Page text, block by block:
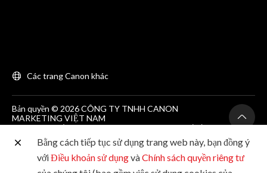
Các trang Canon khác
Bản quyền © 2026 CÔNG TY TNHH CANON
MARKETING VIỆT NAM
GCNĐKDN số 0311869297, do SKH&DT HCM cấp lần
đầu ngày 25/06/2012
Phòng 203, Tầng 2, Tòa nhà Zen Plaza, 54-56 Nguyễn
Trãi, Quận 1, Thành phố Hồ Chí Minh. Tel: (+84-28)
Bằng cách tiếp tục sử dụng trang web này, bạn đồng ý
vớiĐiều khoản sử dụngvàChính sách quyền riêng tư